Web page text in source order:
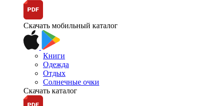
Скачать мобильный каталог
Книги
Одежда
Отдых
Солнечные очки
Скачать каталог